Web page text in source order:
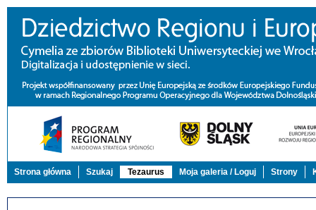
Strona główna Szukaj Tezaurus Moja galeria / Loguj Strony